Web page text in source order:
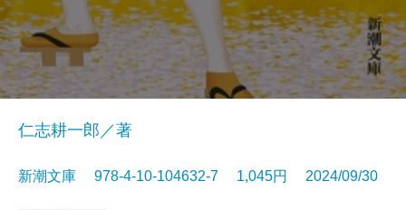
仁志耕一郎／著
新潮文庫 978-4-10-104632-7 1,045円 2024/09/30